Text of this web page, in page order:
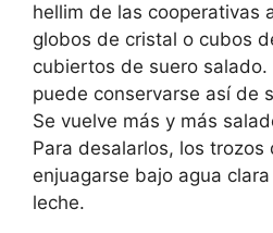
hellim de las cooperativas
globos de cristal o cubos
cubiertos de suero salado.
puede conservarse así de
Se vuelve más y más
Para desalarlos, los trozos
enjuagarse bajo agua
leche.